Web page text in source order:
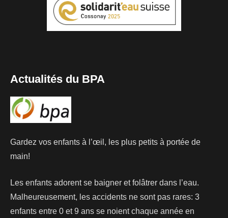
Actualités du BPA
Gardez vos enfants à l’œil, les plus petits à portée de
main!
Les enfants adorent se baigner et folâtrer dans l’eau.
Malheureusement, les accidents ne sont pas rares: 3
enfants entre 0 et 9 ans se noient chaque année en